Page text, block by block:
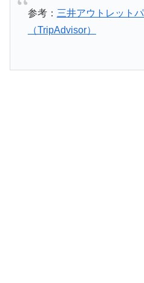
参考： 三井アウトレット
（TripAdvisor）